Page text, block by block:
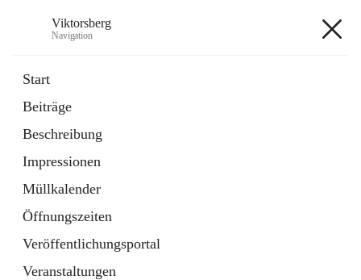
Viktorsberg
Navigation
Start
Beiträge
Beschreibung
Impressionen
Müllkalender
Öffnungszeiten
Veröffentlichungsportal
Veranstaltungen
1 Schnellzugriff
Bürgerservice
10 Schnellzugriffe